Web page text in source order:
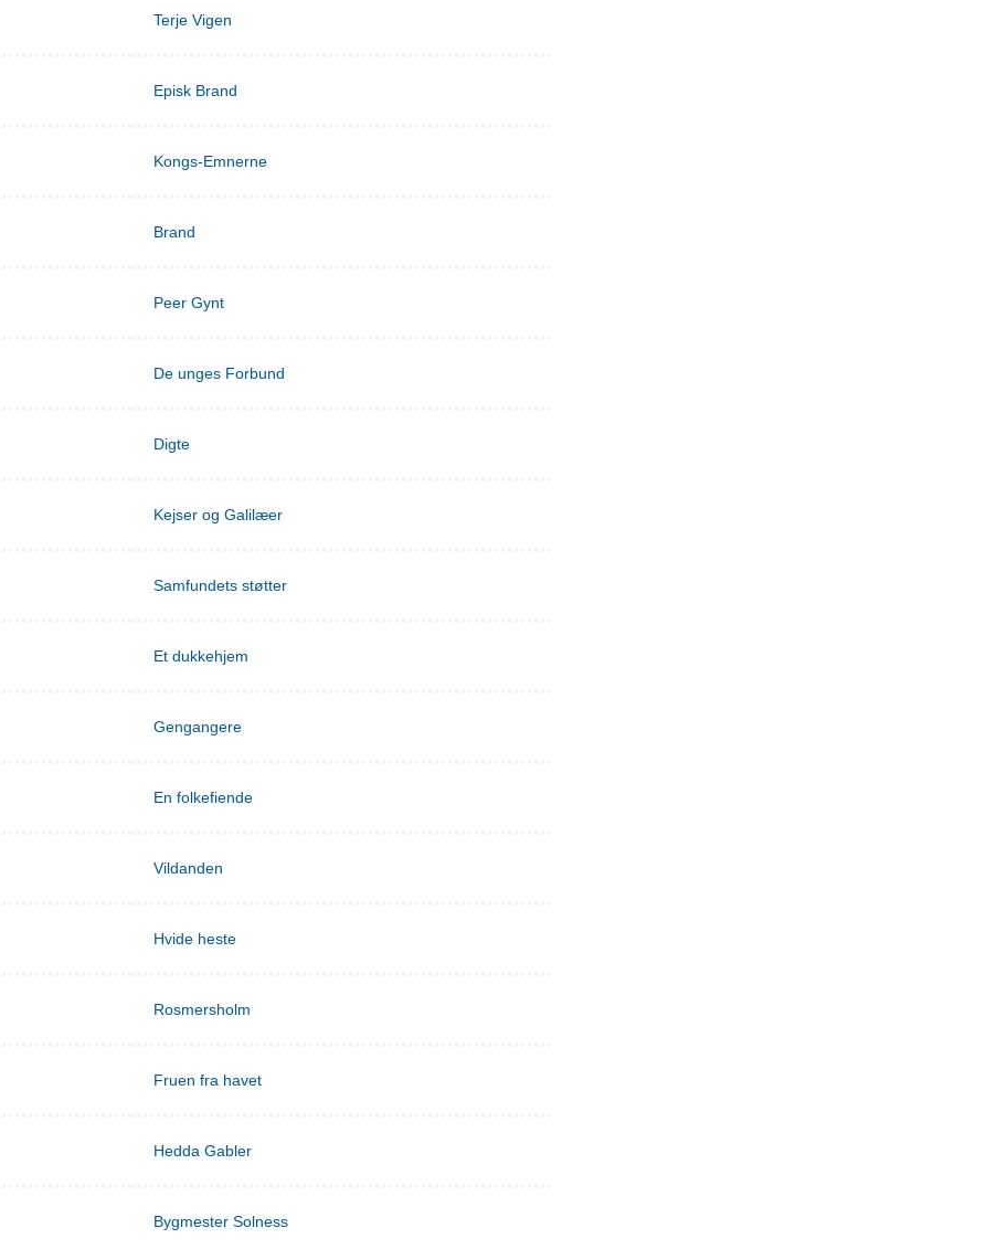
Terje Vigen
Episk Brand
Kongs-Emnerne
Brand
Peer Gynt
De unges Forbund
Digte
Kejser og Galilæer
Samfundets støtter
Et dukkehjem
Gengangere
En folkefiende
Vildanden
Hvide heste
Rosmersholm
Fruen fra havet
Hedda Gabler
Bygmester Solness